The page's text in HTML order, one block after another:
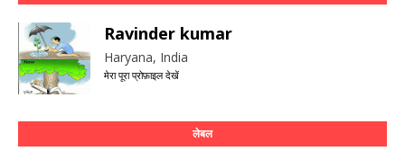
Ravinder kumar
Haryana, India
मेरा पूरा प्रोफ़ाइल देखें
लेबल